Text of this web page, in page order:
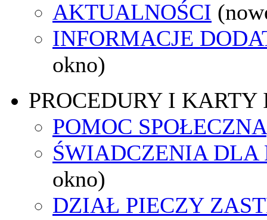
AKTUALNOŚCI
INFORMACJE
okno)
PROCEDURY I
POMOC SPOŁECZNA
ŚWIADCZENIA DLA
okno)
DZIAŁ PIECZY